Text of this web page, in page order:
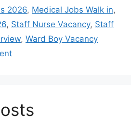
2026, Medical Jobs Walk in,
, Staff Nurse Vacancy, Staff
, Ward Boy Vacancy